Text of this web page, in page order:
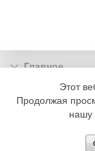
Главное
Подписка
Информация
© 2002 - 2026 OOO
Этот
Продолжая
нашу